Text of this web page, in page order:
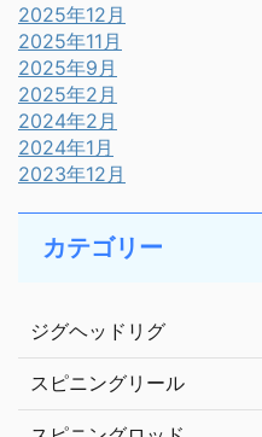
2025年12月
2025年11月
2025年9月
2025年2月
2024年2月
2024年1月
2023年12月
カテゴリー
ジグヘッドリグ
スピニングリール